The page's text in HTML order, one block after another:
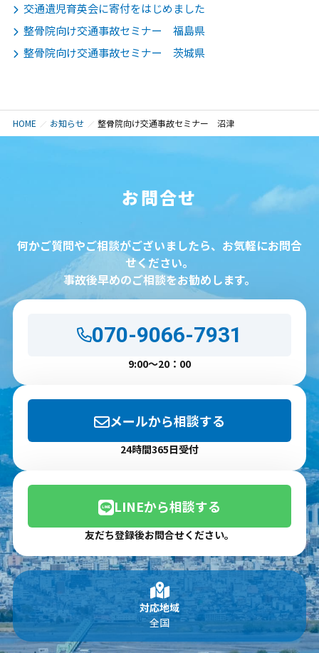
交通遺児育英会に寄付をはじめました
整骨院向け交通事故セミナー 福島県
整骨院向け交通事故セミナー 茨城県
HOME お知らせ 整骨院向け交通事故セミナー 沼津
お問合せ
何かご質問やご相談がございましたら、お気軽にお問合
せください。
事故後早めのご相談をお勧めします。
070-9066-7931
9:00～20：00
メールから相談する
24時間365日受付
LINEから相談する
友だち登録後お問合せください。
対応地域
全国